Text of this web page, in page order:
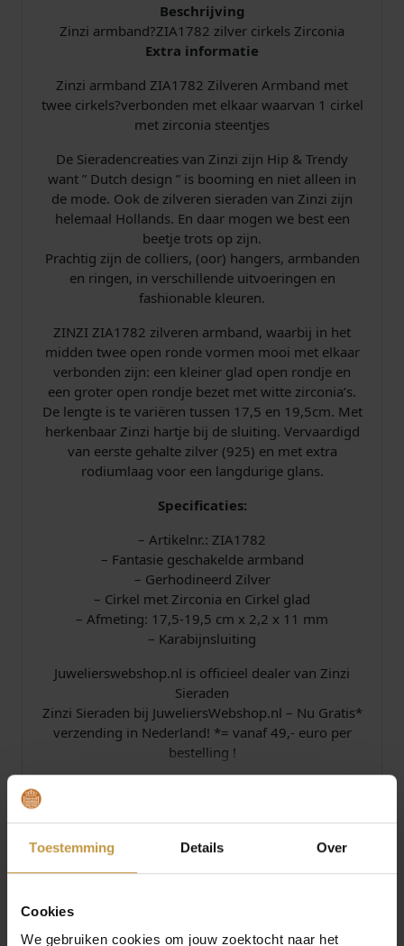
Toestemming Details Over
Cookies
We gebruiken cookies om jouw zoektocht naar het
e
i
r
c
l
s
Z
i
r
c
o
i
a
a
a
n
t
a
l
Beschrijving
Zinzi armband?ZIA1782 zilver cirkels Zirconia
Extra informatie
Zinzi armband ZIA1782 Zilveren Armband met
twee cirkels?verbonden met elkaar waarvan 1 cirkel
met zirconia steentjes
De Sieradencreaties van Zinzi zijn Hip & Trendy
want ” Dutch design ” is booming en niet alleen in
de mode. Ook de zilveren sieraden van Zinzi zijn
helemaal Hollands. En daar mogen we best een
beetje trots op zijn.
Prachtig zijn de colliers, (oor) hangers, armbanden
en ringen, in verschillende uitvoeringen en
fashionable kleuren.
ZINZI ZIA1782 zilveren armband, waarbij in het
midden twee open ronde vormen mooi met elkaar
verbonden zijn: een kleiner glad open rondje en
een groter open rondje bezet met witte zirconia’s.
De lengte is te variëren tussen 17,5 en 19,5cm. Met
herkenbaar Zinzi hartje bij de sluiting. Vervaardigd
van eerste gehalte zilver (925) en met extra
rodiumlaag voor een langdurige glans.
Specificaties:
– Artikelnr.: ZIA1782
– Fantasie geschakelde armband
– Gerhodineerd Zilver
– Cirkel met Zirconia en Cirkel glad
– Afmeting: 17,5-19,5 cm x 2,2 x 11 mm
– Karabijnsluiting
Juwelierswebshop.nl is officieel dealer van Zinzi
Sieraden
Zinzi Sieraden bij JuweliersWebshop.nl – Nu Gratis*
verzending in Nederland! *= vanaf 49,- euro per
bestelling !
Over Zinzi Sieraden